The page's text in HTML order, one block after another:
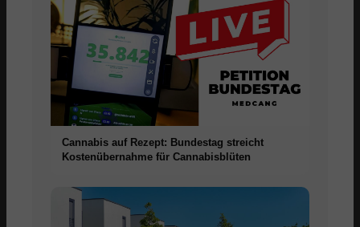
Cannabis auf Rezept: Bundestag streicht
Kostenübernahme für Cannabisblüten